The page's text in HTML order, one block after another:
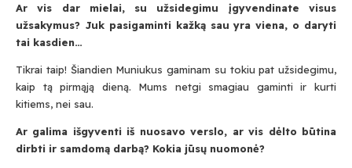
Ar vis dar mielai, su užsidegimu įgyvendinate visus
užsakymus? Juk pasigaminti kažką sau yra viena, o daryti
tai kasdien…
Tikrai taip! Šiandien Muniukus gaminam su tokiu pat užsidegimu,
kaip tą pirmąją dieną. Mums netgi smagiau gaminti ir kurti
kitiems, nei sau.
Ar galima išgyventi iš nuosavo verslo, ar vis dėlto būtina
dirbti ir samdomą darbą? Kokia jūsų nuomonė?